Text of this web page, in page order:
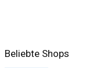
Beliebte Shops